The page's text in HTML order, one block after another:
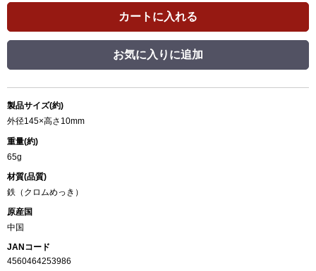
カートに入れる
お気に入りに追加
製品サイズ(約)
外径145×高さ10mm
重量(約)
65g
材質(品質)
鉄（クロムめっき）
原産国
中国
JANコード
4560464253986